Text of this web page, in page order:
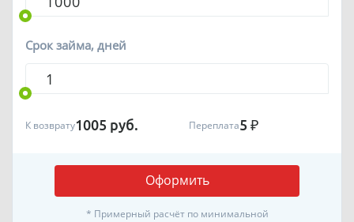
Срок займа, дней
Оформить
К возврату1005 руб. Переплата5 ₽
* Примерный расчёт по минимальной